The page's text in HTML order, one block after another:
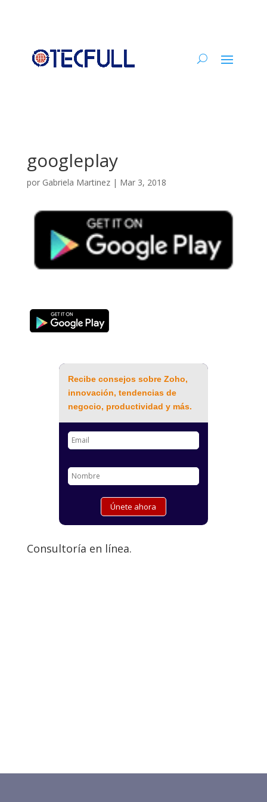
googleplay
por Gabriela Martinez| Mar 3, 2018
Recibe consejos sobre Zoho,
innovación, tendencias de
negocio, productividad y más.
Consultoría en línea.